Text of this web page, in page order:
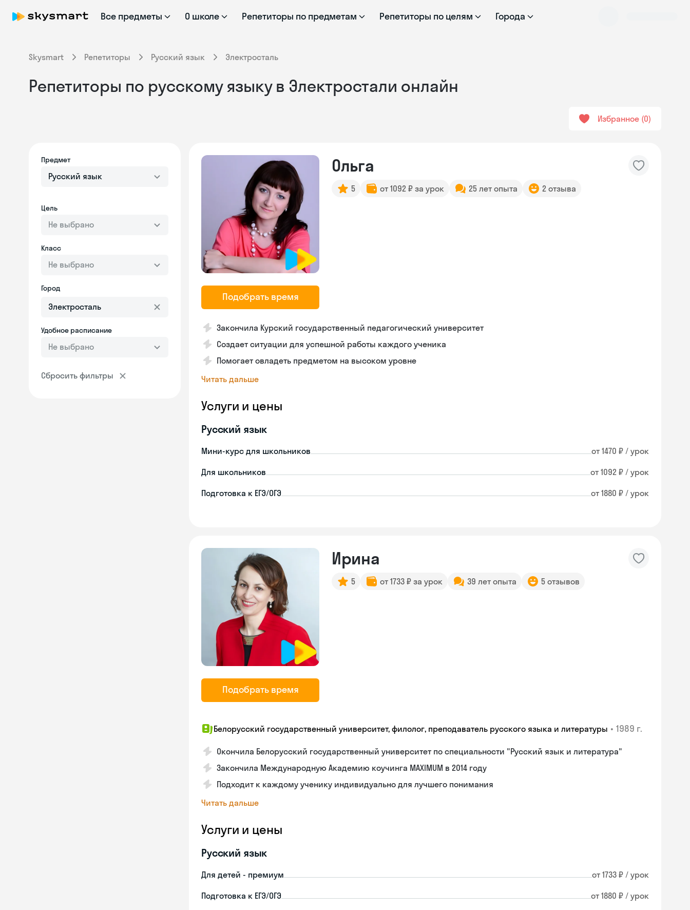
Все предметы О школе Репетиторы по предметам Репетиторы по целям Города
Skysmart Репетиторы Русский язык Электросталь
Репетиторы по русскому языку в Электростали онлайн
Избранное 0
Предмет
Русский язык
Цель
Не выбрано
Класс
Не выбрано
Город
Удобное расписание
Не выбрано
Сбросить фильтры
Подобрать время
Ольга
5 от 1092 ₽ за урок 25 лет опыта 2 отзыва
Закончила Курский государственный педагогический университет
Создает ситуации для успешной работы каждого ученика
Помогает овладеть предметом на высоком уровне
Читать дальше
Услуги и цены
Русский язык
Мини-курс для школьников от 1470 ₽ / урок
Для школьников от 1092 ₽ / урок
Подготовка к ЕГЭ/ОГЭ от 1880 ₽ / урок
Подобрать время
Ирина
5 от 1733 ₽ за урок 39 лет опыта 5 отзывов
Белорусский государственный университет, филолог, преподаватель русского языка и литературы • 1989 г.
Окончила Белорусский государственный университет по специальности "Русский язык и литература"
Закончила Международную Академию коучинга MAXIMUM в 2014 году
Подходит к каждому ученику индивидуально для лучшего понимания
Читать дальше
Услуги и цены
Русский язык
Для детей - премиум от 1733 ₽ / урок
Подготовка к ЕГЭ/ОГЭ от 1880 ₽ / урок